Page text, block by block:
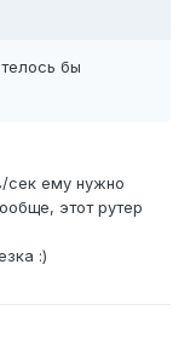
бы
сек ему нужно
этот рутер
:)